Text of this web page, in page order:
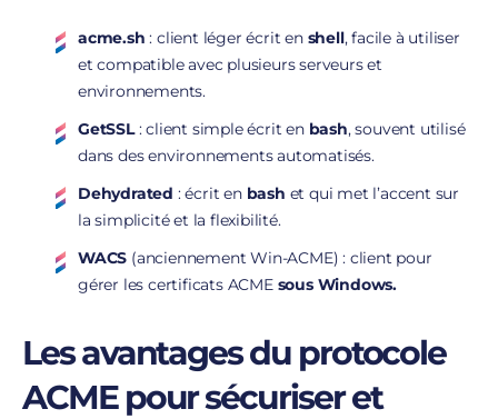
acme.sh : client léger écrit en shell, facile à utiliser
et compatible avec plusieurs serveurs et
environnements.
GetSSL: client simple écrit en bash, souvent utilisé
dans des environnements automatisés.
Dehydrated : écrit en bash et qui met l’accent sur
la simplicité et la flexibilité.
WACS (anciennement Win-ACME) : client pour
gérer les certificats ACME sous Windows.
Les avantages du protocole
ACME pour sécuriser et